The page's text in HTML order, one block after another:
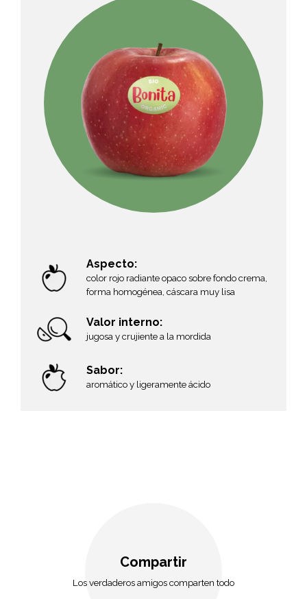
Aspecto:
color rojo radiante opaco sobre fondo crema,
forma homogénea, cáscara muy lisa
Valor interno:
jugosa y crujiente a la mordida
Sabor:
aromático y ligeramente ácido
Compartir
Los verdaderos amigos comparten todo